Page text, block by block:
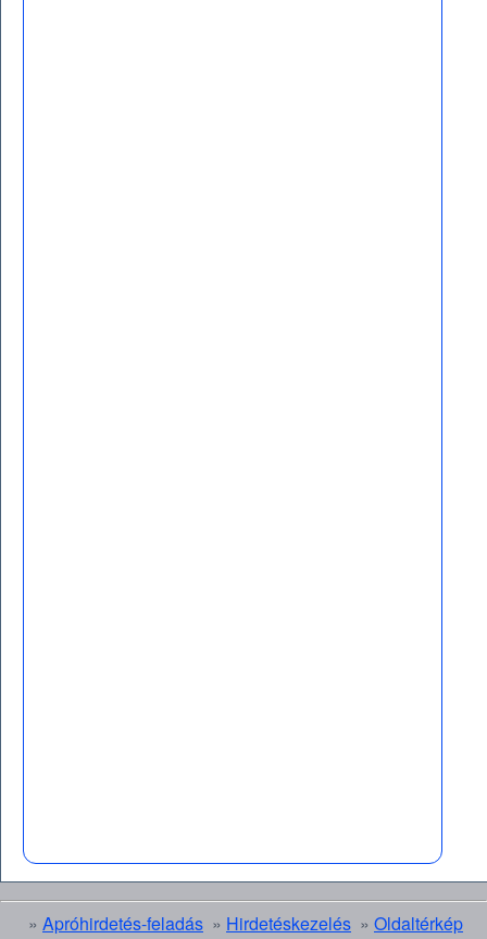
» Apróhirdetés-feladás » Hirdetéskezelés » Oldaltérkép